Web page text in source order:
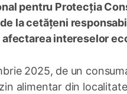
pentru Protecția
la cetățeni
intereselor
2025, de un
alimentar din